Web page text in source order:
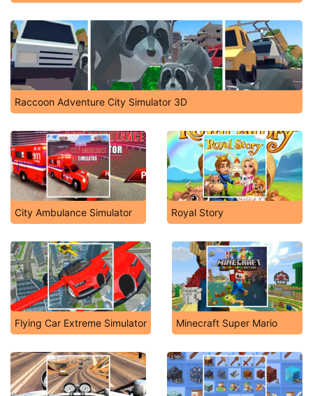
Raccoon Adventure City Simulator 3D
City Ambulance Simulator Royal Story
Flying Car Extreme Simulator Minecraft Super Mario